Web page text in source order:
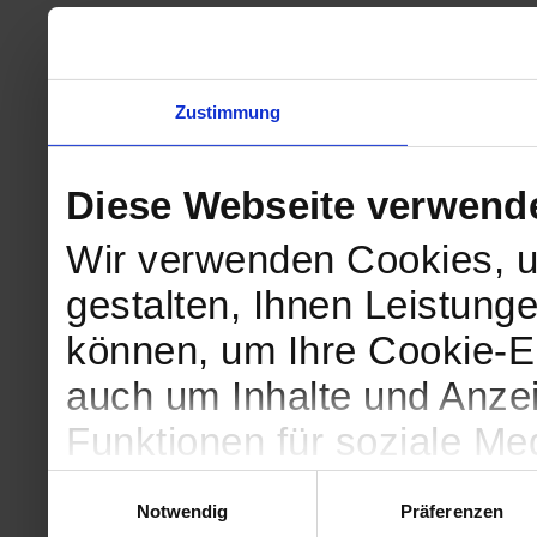
Zustimmung
Diese Webseite
Wir verwenden Cookies,
gestalten, Ihnen
können, um Ihre Cookie-
auch um Inhalte und
Funktionen für soziale
Notwendig
Präferenzen